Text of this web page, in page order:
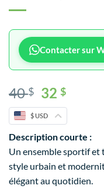
Contacter sur
40$ 32$
$ USD
Description courte :
Un ensemble sportif et
style urbain et
élégant au quotidien.